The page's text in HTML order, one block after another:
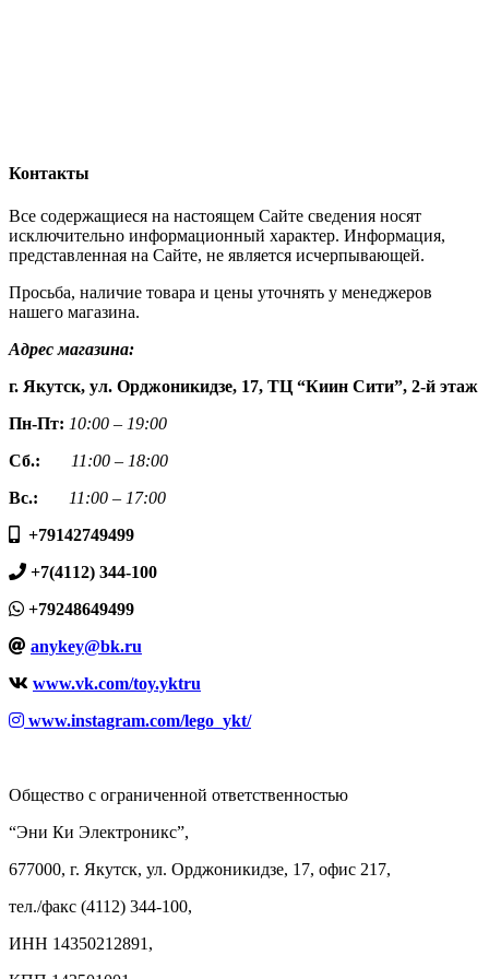
Контакты
Все содержащиеся на настоящем Сайте сведения носят
исключительно информационный характер. Информация,
представленная на Сайте, не является исчерпывающей.
Просьба, наличие товара и цены уточнять у менеджеров
нашего магазина.
Адрес магазина:
г. Якутск, ул. Орджоникидзе, 17, ТЦ “Киин Сити”, 2-й этаж
Пн-Пт: 10:00 – 19:00
Сб.:
11:00 – 18:00
Вс.:
11:00 – 17:00
+79142749499
+7(4112) 344-100
+79248649499
anykey@bk.ru
www.vk.com/toy.yktru
www.instagram.com/lego_ykt/
Общество с ограниченной ответственностью
“Эни Ки Электроникс”,
677000, г. Якутск, ул. Орджоникидзе, 17, офис 217,
тел./факс (4112) 344-100,
ИНН 14350212891,